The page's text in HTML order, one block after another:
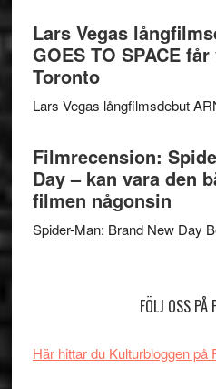
Lars Vegas
GOES TO SPACE
Toronto
Lars Vegas långfilmsdebut
Filmrecension:
Day – kan vara den
filmen någonsin
Spider-Man: Brand New Day
FÖLJ OSS PÅ
Här hittar du Kulturbloggen på